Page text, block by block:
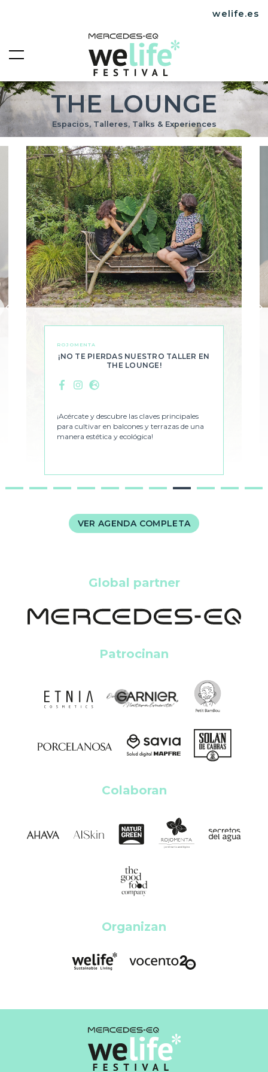
welife.es
THE LOUNGE
Espacios, Talleres, Talks & Experiences
ROJOMENTA
¡NO TE PIERDAS NUESTRO TALLER EN
THE LOUNGE!
Facebook
Instagram
Web
¡Acércate y descubre las claves principales
para cultivar en balcones y terrazas de una
manera estética y ecológica!
1 2 3 4 5 6 7 8 9 10 11
VER AGENDA COMPLETA
Global partner
Patrocinan
Colaboran
Organizan